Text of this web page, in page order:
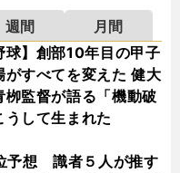
週間
月間
球】創部10年目の甲子
がすべてを変えた 健大
栁監督が語る「機動破
うして生まれた
予想 識者５人が推す